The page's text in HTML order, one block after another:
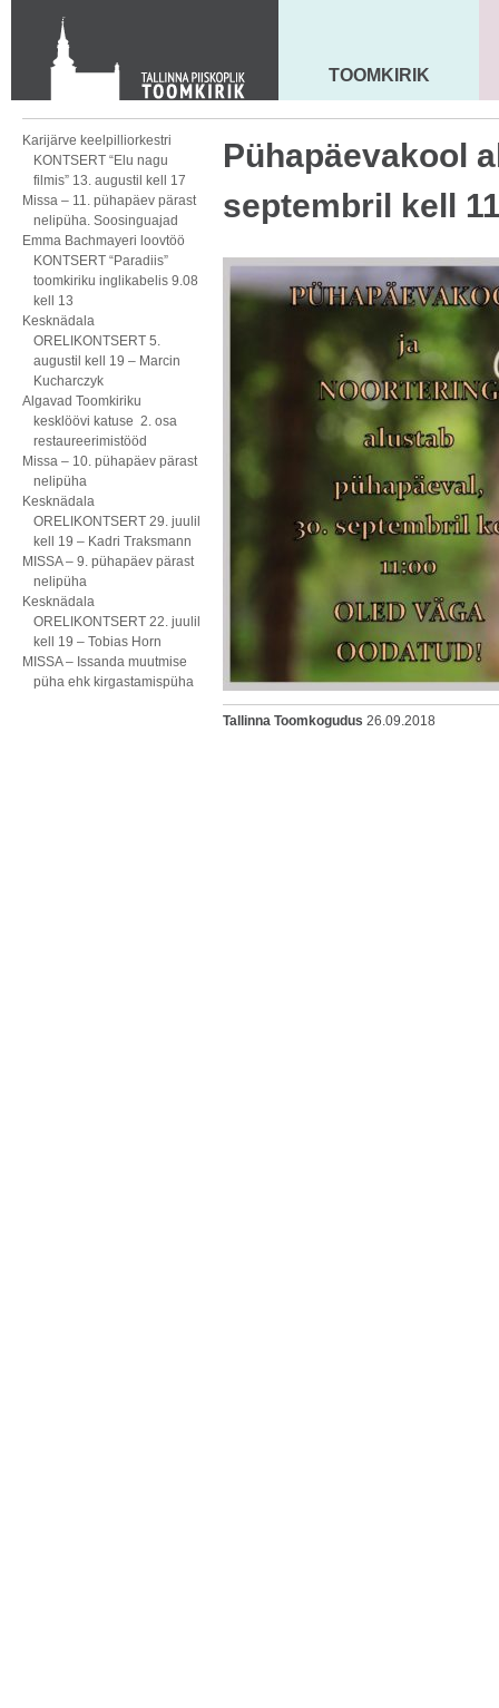
KONTAKT
Toom-Kooli 6, 10130 TALLINN
tallinna.toom@eelk.ee
MAARJA KIRIK
TOOMKIRIK
Karijärve keelpilliorkestri
KONTSERT “Elu nagu
filmis” 13. augustil kell 17
Missa – 11. pühapäev pärast
nelipüha. Soosinguajad
Emma Bachmayeri loovtöö
KONTSERT “Paradiis”
toomkiriku inglikabelis 9.08
kell 13
Kesknädala
ORELIKONTSERT 5.
augustil kell 19 – Marcin
Kucharczyk
Algavad Toomkiriku
kesklöövi katuse 2. osa
restaureerimistööd
Missa – 10. pühapäev pärast
nelipüha
Kesknädala
ORELIKONTSERT 29. juulil
kell 19 – Kadri Traksmann
MISSA – 9. pühapäev pärast
nelipüha
Kesknädala
ORELIKONTSERT 22. juulil
kell 19 – Tobias Horn
MISSA – Issanda muutmise
püha ehk kirgastamispüha
Pühapäevakool
septembril kell
Tallinna Toomkogudus 26.09.2018